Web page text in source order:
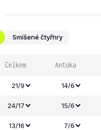
Smíšené čtyřhry
Celkem Antuka
21/9 14/6
24/17 15/6
13/16 7/6